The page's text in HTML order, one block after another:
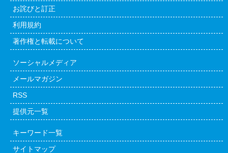
お詫びと訂正
利用規約
著作権と転載について
ソーシャルメディア
メールマガジン
RSS
提供元一覧
キーワード一覧
サイトマップ